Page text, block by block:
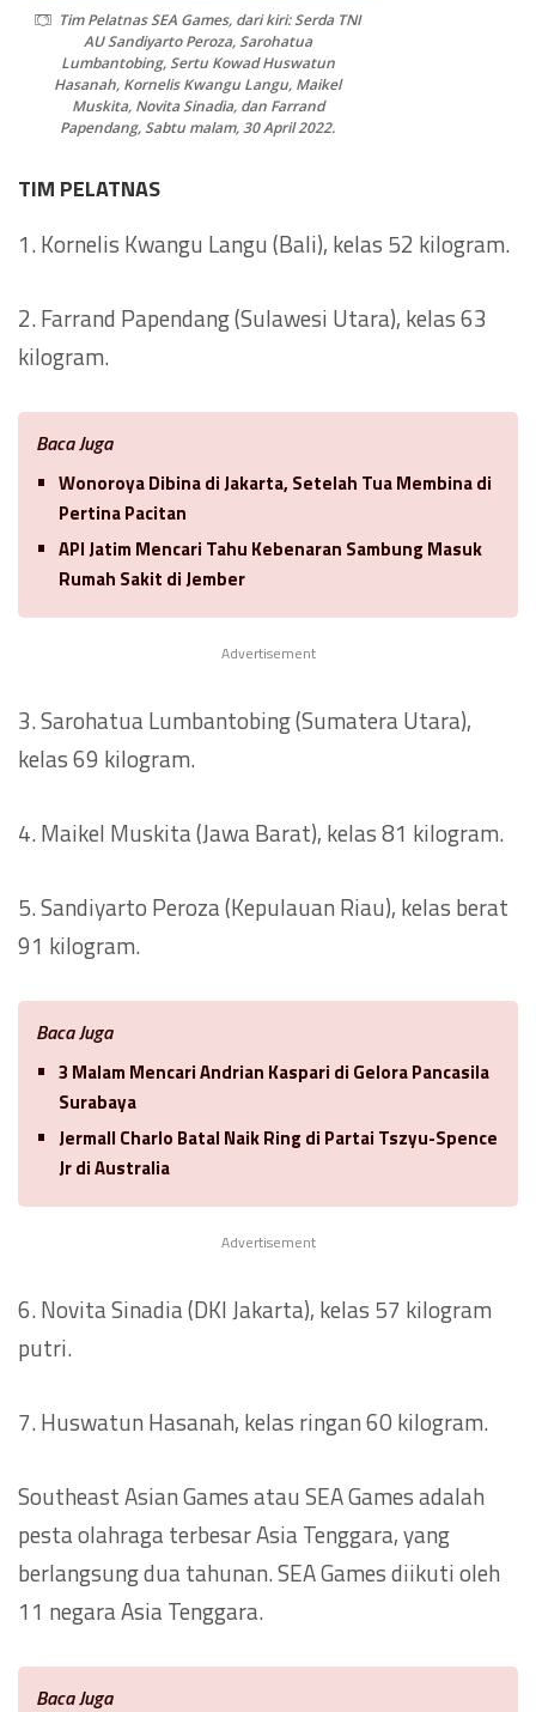
Tim Pelatnas SEA Games, dari kiri: Serda TNI
AU Sandiyarto Peroza, Sarohatua
Lumbantobing, Sertu Kowad Huswatun
Hasanah, Kornelis Kwangu Langu, Maikel
Muskita, Novita Sinadia, dan Farrand
Papendang, Sabtu malam, 30 April 2022.
TIM PELATNAS
1. Kornelis Kwangu Langu (Bali), kelas 52 kilogram.
2. Farrand Papendang (Sulawesi Utara), kelas 63
kilogram.
Baca Juga
Wonoroya Dibina di Jakarta, Setelah Tua Membina di
Pertina Pacitan
API Jatim Mencari Tahu Kebenaran Sambung Masuk
Rumah Sakit di Jember
Advertisement
3. Sarohatua Lumbantobing (Sumatera Utara),
kelas 69 kilogram.
4. Maikel Muskita (Jawa Barat), kelas 81 kilogram.
5. Sandiyarto Peroza (Kepulauan Riau), kelas berat
91 kilogram.
Baca Juga
3 Malam Mencari Andrian Kaspari di Gelora Pancasila
Surabaya
Jermall Charlo Batal Naik Ring di Partai Tszyu-Spence
Jr di Australia
Advertisement
6. Novita Sinadia (DKI Jakarta), kelas 57 kilogram
putri.
7. Huswatun Hasanah, kelas ringan 60 kilogram.
Southeast Asian Games atau SEA Games adalah
pesta olahraga terbesar Asia Tenggara, yang
berlangsung dua tahunan. SEA Games diikuti oleh
11 negara Asia Tenggara.
Baca Juga